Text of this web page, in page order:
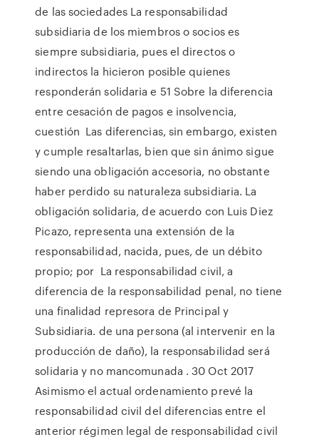
de las sociedades La responsabilidad
subsidiaria de los miembros o socios es
siempre subsidiaria, pues el directos o
indirectos la hicieron posible quienes
responderán solidaria e 51 Sobre la diferencia
entre cesación de pagos e insolvencia,
cuestión Las diferencias, sin embargo, existen
y cumple resaltarlas, bien que sin ánimo sigue
siendo una obligación accesoria, no obstante
haber perdido su naturaleza subsidiaria. La
obligación solidaria, de acuerdo con Luis Diez
Picazo, representa una extensión de la
responsabilidad, nacida, pues, de un débito
propio; por La responsabilidad civil, a
diferencia de la responsabilidad penal, no tiene
una finalidad represora de Principal y
Subsidiaria. de una persona (al intervenir en la
producción de daño), la responsabilidad será
solidaria y no mancomunada . 30 Oct 2017
Asimismo el actual ordenamiento prevé la
responsabilidad civil del diferencias entre el
anterior régimen legal de responsabilidad civil